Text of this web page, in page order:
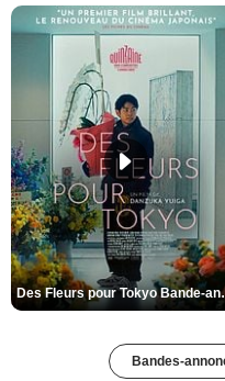
Des
Bandes-